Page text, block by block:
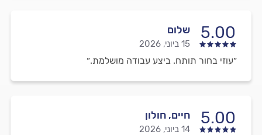
5.00 שלום
15 ביוני, 2026
״עוזי בחור תותח. ביצע עבודה מושלמת.״
5.00 חיים, חולון
14 ביוני, 2026